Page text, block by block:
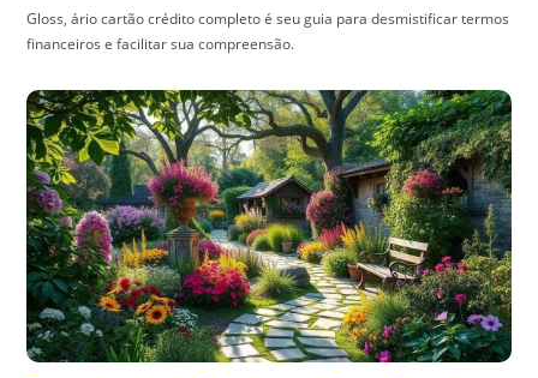
Gloss, ário cartão crédito completo é seu guia para desmistificar termos
financeiros e facilitar sua compreensão.